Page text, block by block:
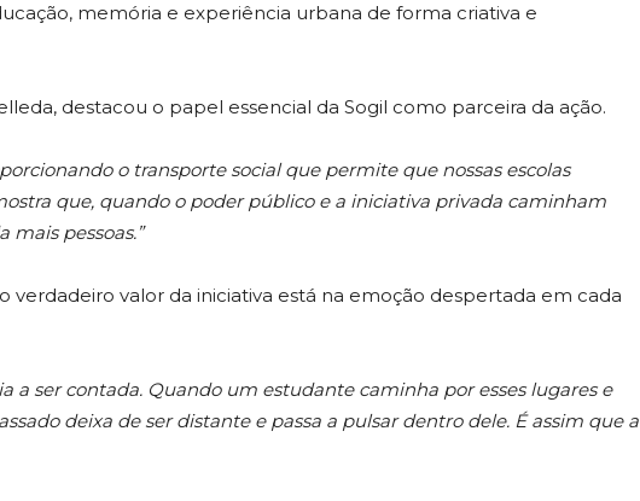
memória e experiência urbana de forma criativa e
destacou o papel essencial da Sogil como parceira da ação.
o transporte social que permite que nossas escolas
que, quando o poder público e a iniciativa privada caminham
mais pessoas.”
verdadeiro valor da iniciativa está na emoção despertada em cada
a ser contada. Quando um estudante caminha por esses lugares e
deixa de ser distante e passa a pulsar dentro dele. É assim que a